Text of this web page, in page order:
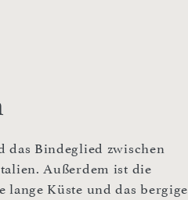
das Bindeglied zwischen
Außerdem ist die
lange Küste und das bergige